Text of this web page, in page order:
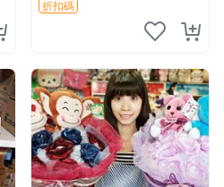
折扣碼